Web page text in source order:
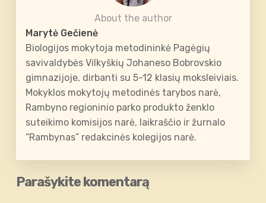
About the author
Marytė Gečienė
Biologijos mokytoja metodininkė Pagėgių
savivaldybės Vilkyškių Johaneso Bobrovskio
gimnazijoje, dirbanti su 5-12 klasių moksleiviais.
Mokyklos mokytojų metodinės tarybos narė,
Rambyno regioninio parko produkto ženklo
suteikimo komisijos narė, laikraščio ir žurnalo
“Rambynas” redakcinės kolegijos narė.
Parašykite komentarą